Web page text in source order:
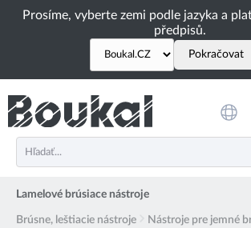
Prosíme, vyberte zemi podle jazyka a
předpisů.
Pokračovat
Lamelové brúsiace nástroje
Brúsne, leštiacie nástroje
Nástroje pre jemné